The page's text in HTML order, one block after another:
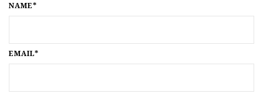
NAME*
EMAIL*